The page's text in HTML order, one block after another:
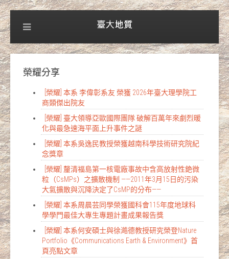
榮耀分享
[榮耀] 本系 李偉彰系友 榮獲 2026年臺大理學院工
商類傑出院友
[榮耀] 臺大領導亞歐國際團隊 破解百萬年來劇烈暖
化與最急速海平面上升事件之謎
[榮耀] 本系吳逸民教授榮獲越南科學技術研究院紀
念獎章
[榮耀] 釐清福島第一核電廠事故中含高放射性銫微
粒（CsMPs）之擴散機制 ——2011年3月15日的污染
大氣擴散與沉降決定了CsMP的分布——
[榮耀] 本系周晨芸同學榮獲國科會115年度地球科
學學門最佳大專生專題計畫成果報告獎
[榮耀] 本系何安碩士與徐澔德教授研究榮登Nature
Portfolio《Communications Earth & Environment》首
頁亮點文章